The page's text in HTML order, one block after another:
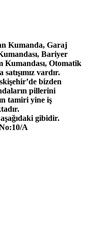
Kumanda, Garaj
Bariyer
Kumandası, Otomatik
vardır.
bizden
pillerini
tamiri yine iş
gibidir.
A